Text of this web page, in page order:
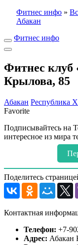
Фитнес инфо »
Абакан
Фитнес инфо
Фитнес клуб
Крылова, 85
Абакан Республика
Favorite
Подписывайтесь на
интересное из мира
Поделитесь
Контактная
Телефон: +7-
Адрес: Абакан